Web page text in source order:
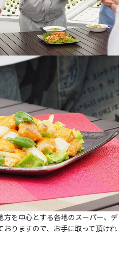
方を中心とする各地のスーパー、デ
おりますので、お手に取って頂けれ